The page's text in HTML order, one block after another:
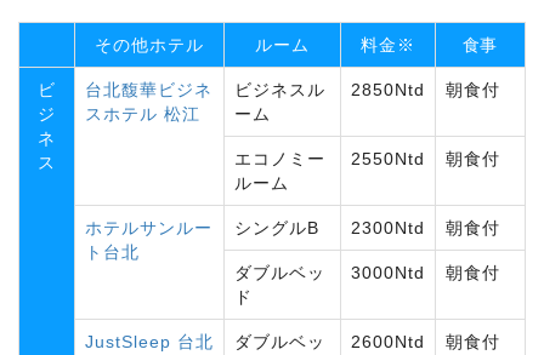
その他ホテル ルーム 料金※ 食事
ビ
ジ
ネ
ス
台北馥華ビジネ
スホテル 松江
ビジネスル
ーム
2850Ntd 朝食付
エコノミー
ルーム
2550Ntd 朝食付
ホテルサンルー
ト台北
シングルB 2300Ntd 朝食付
ダブルベッ
ド
3000Ntd 朝食付
JustSleep 台北
ダブルベッ
2600Ntd 朝食付